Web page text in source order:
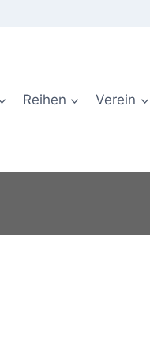
Reihen Verein